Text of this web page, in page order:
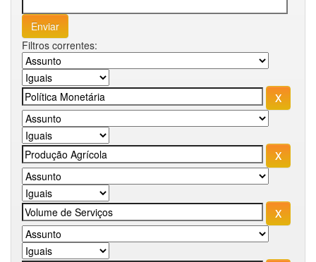
Filtros correntes: